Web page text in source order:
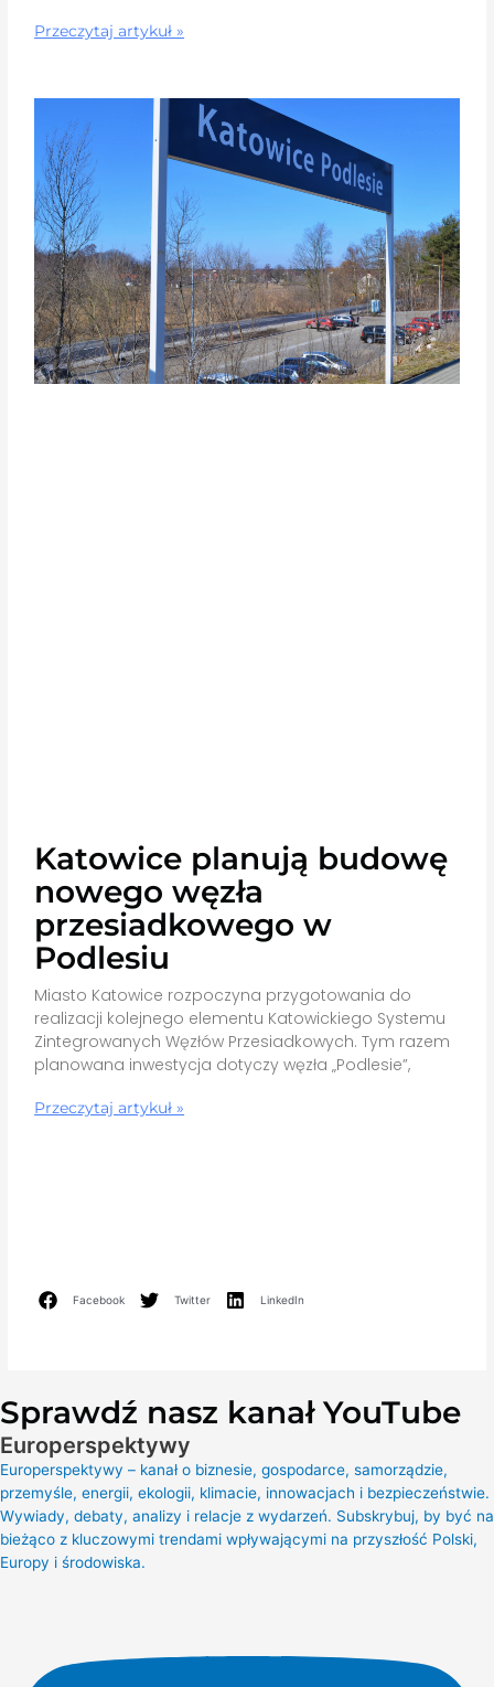
Przeczytaj artykuł »
Katowice planują budowę
nowego węzła
przesiadkowego w
Podlesiu
Miasto Katowice rozpoczyna przygotowania do
realizacji kolejnego elementu Katowickiego Systemu
Zintegrowanych Węzłów Przesiadkowych. Tym razem
planowana inwestycja dotyczy węzła „Podlesie”,
Przeczytaj artykuł »
Facebook Twitter LinkedIn
Sprawdź nasz kanał YouTube
Europerspektywy
Europerspektywy – kanał o biznesie, gospodarce, samorządzie,
przemyśle, energii, ekologii, klimacie, innowacjach i bezpieczeństwie.
Wywiady, debaty, analizy i relacje z wydarzeń. Subskrybuj, by być na
bieżąco z kluczowymi trendami wpływającymi na przyszłość Polski,
Europy i środowiska.